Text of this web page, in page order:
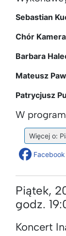
Sebastian
Chór
Barbara
Mateusz
Patrycjusz
W
Więcej o:
Facebook
Piątek,
godz.
Koncert